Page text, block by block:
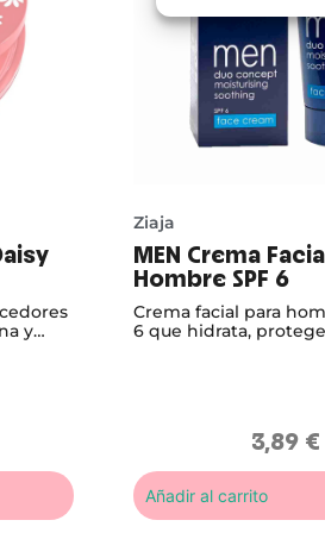
y
Ziaja
MEN Crema
Hombre SPF 6
Crema facial para
6 que hidrata,
3,89 €
Añadir al carrito